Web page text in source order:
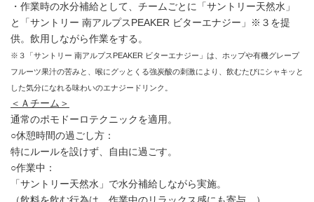
・作業時の水分補給として、チームごとに「サントリー天然水」
と「サントリー 南アルプスPEAKER ビターエナジー」※３を提
供。飲用しながら作業をする。
※３「サントリー 南アルプスPEAKER ビターエナジー」は、ホップや有機グレープ
フルーツ果汁の苦みと、喉にグッとくる強炭酸の刺激により、飲むたびにシャキッと
した気分になれる味わいのエナジードリンク。
＜Ａチーム＞
通常のポモドーロテクニックを適用。
○休憩時間の過ごし方：
特にルールを設けず、自由に過ごす。
○作業中：
「サントリー天然水」で水分補給しながら実施。